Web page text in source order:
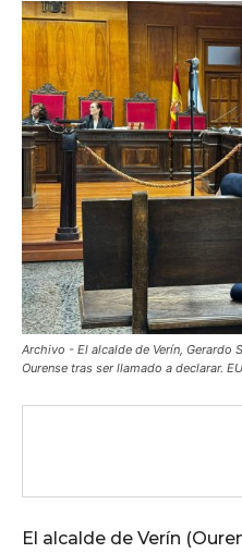
Archivo - El alcalde de Verín, Gerardo
Ourense tras ser llamado a declarar.
El alcalde de Verín